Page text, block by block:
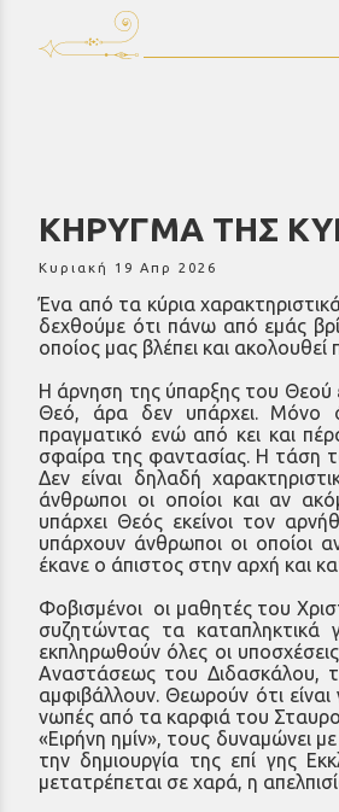
ΚΗΡΥΓΜΑ ΤΗΣ
Κυριακή 19 Απρ 2026
Ένα από τα κύρια
δεχθούμε ότι πάνω από εμάς
οποίος μας βλέπει και
Η άρνηση της ύπαρξης του Θεού
Θεό, άρα δεν υπάρχει. Μόνο
πραγματικό ενώ από κει και
σφαίρα της φαντασίας. Η τάση
Δεν είναι δηλαδή
άνθρωποι οι οποίοι και αν
υπάρχει Θεός εκείνοι τον
υπάρχουν άνθρωποι οι οποίοι
έκανε ο άπιστος στην αρχή και
Φοβισμένοι οι μαθητές του
συζητώντας τα καταπληκτικά
εκπληρωθούν όλες οι
Αναστάσεως του Διδασκάλου,
αμφιβάλλουν. Θεωρούν ότι
νωπές από τα καρφιά του
«Ειρήνη ημίν», τους δυναμώνει
την δημιουργία της επί γης
μετατρέπεται σε χαρά, η